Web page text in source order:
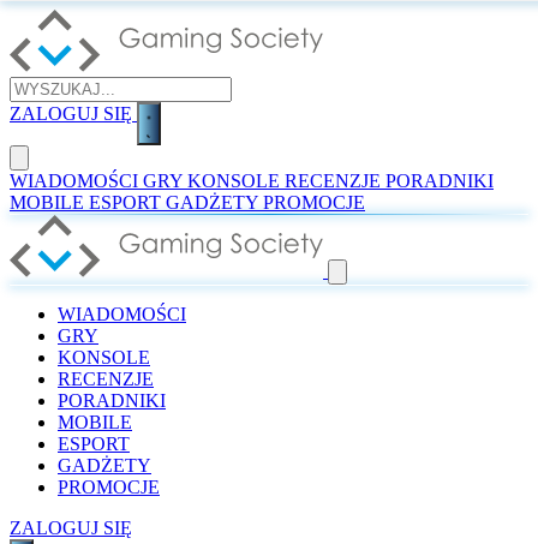
ZALOGUJ SIĘ
WIADOMOŚCI GRY KONSOLE RECENZJE PORADNIKI
MOBILE ESPORT GADŻETY PROMOCJE
WIADOMOŚCI
GRY
KONSOLE
RECENZJE
PORADNIKI
MOBILE
ESPORT
GADŻETY
PROMOCJE
ZALOGUJ SIĘ